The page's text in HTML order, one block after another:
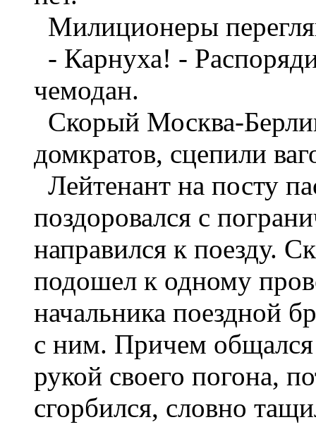
Милиционеры
- Карнуха! -
чемодан.
Скорый Москва-
домкратов, сцепили
Лейтенант на посту
поздоровался с
направился к поезду.
подошел к одному
начальника поездной
с ним. Причем общался
рукой своего погона,
сгорбился, словно